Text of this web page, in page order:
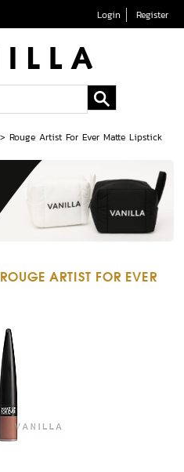
Login Register
>Rouge Artist For Ever Matte Lipstick
ARTIST FOR EVER